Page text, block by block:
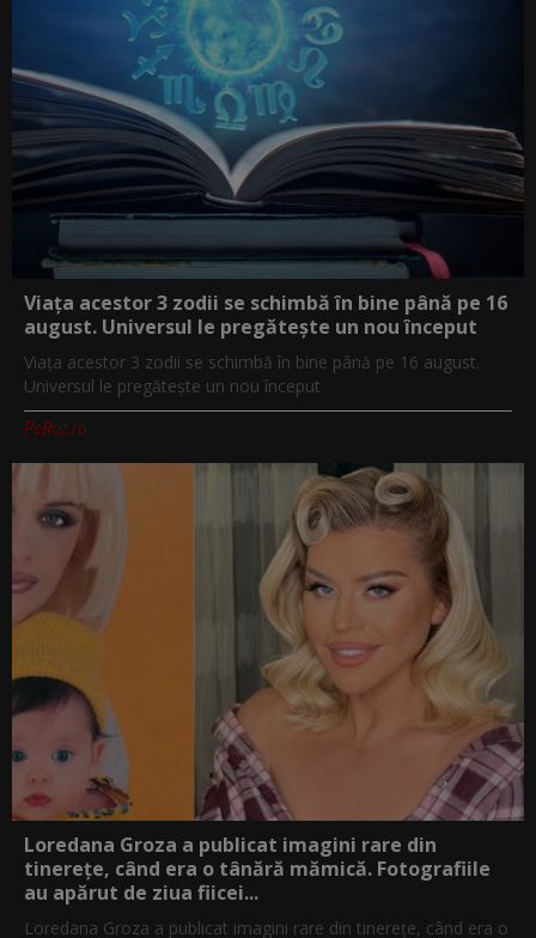
Viața acestor 3 zodii se schimbă în bine până pe 16
august. Universul le pregătește un nou început
Viața acestor 3 zodii se schimbă în bine până pe 16 august.
Universul le pregătește un nou început
PeRoz.ro
Loredana Groza a publicat imagini rare din
tinerețe, când era o tânără mămică. Fotografiile
au apărut de ziua fiicei...
Loredana Groza a publicat imagini rare din tinerețe, când era o